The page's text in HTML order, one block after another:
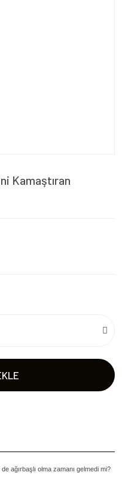
Kamaştıran
ağırbaşlı olma zamanı gelmedi mi?